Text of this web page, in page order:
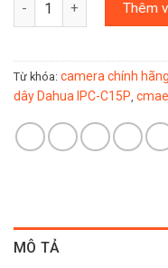
Thêm
Từ khóa: camera chính hãng
dây Dahua IPC-C15P
MÔ TẢ